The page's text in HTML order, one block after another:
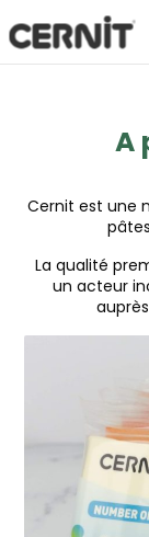
Cernit Une
A
Cernit est une
La qualité
un acteur